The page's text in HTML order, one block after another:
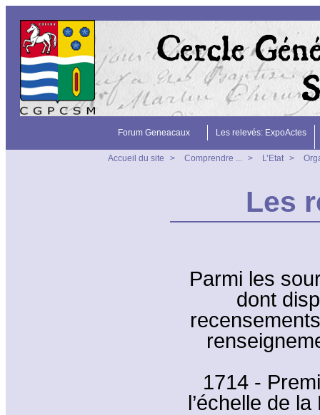
Forum Geneacaux Les relevés: ExpoActes
Accueil du site > Comprendre ... > L’Etat >
Les
Parmi les
dont
1714 -
l’échelle de